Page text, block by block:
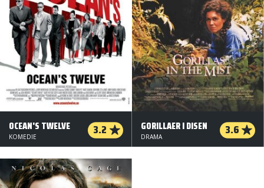
OCEAN'S TWELVE 3.2
KOMEDIE
GORILLAER I DISEN 3.6
DRAMA